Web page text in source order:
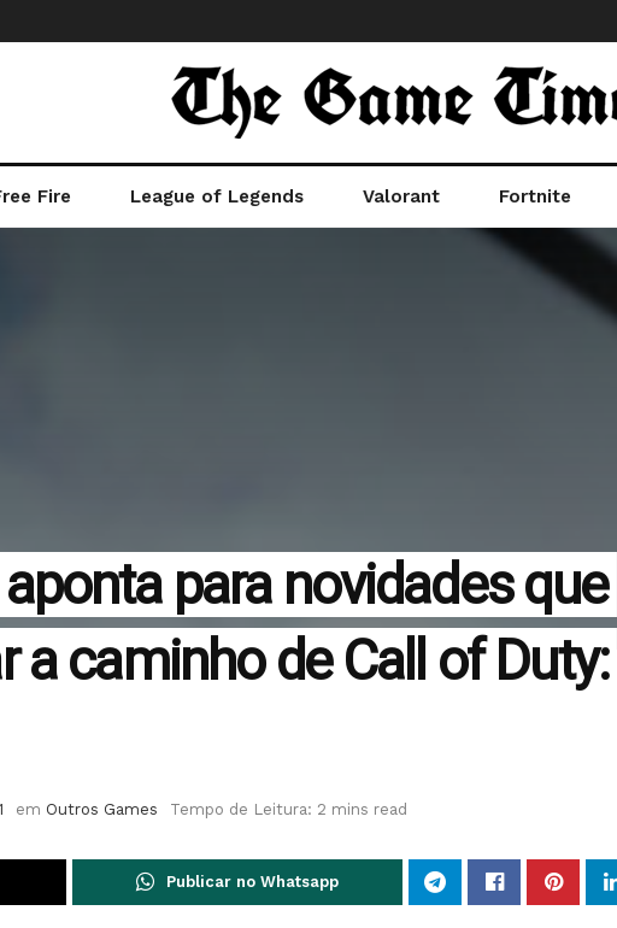
Fire League of Legends Valorant Fortnite
para novidades que
a caminho de Call of Duty:
em Outros Games Tempo de Leitura: 2 mins read
Publicar no Whatsapp